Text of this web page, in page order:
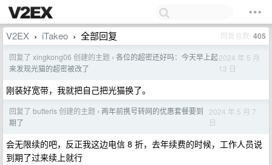
V2EX › iTakeo › 全部回复 回复总数 405
回复了 xingkong06 创建的主题 › 各位的超密还好吗：今天早上起
来发现光猫的超密被改了
2024 年 5 月
13 日
刚装好宽带，我就把自己把光猫换了。
回复了 butterls 创建的主题 › 两年前携号转网的优惠套餐要到
期了
2024 年 5 月 7
日
会无限续的吧，反正我这边电信 8 折，去年续费的时候，工作人员说
到期了过来续上就行